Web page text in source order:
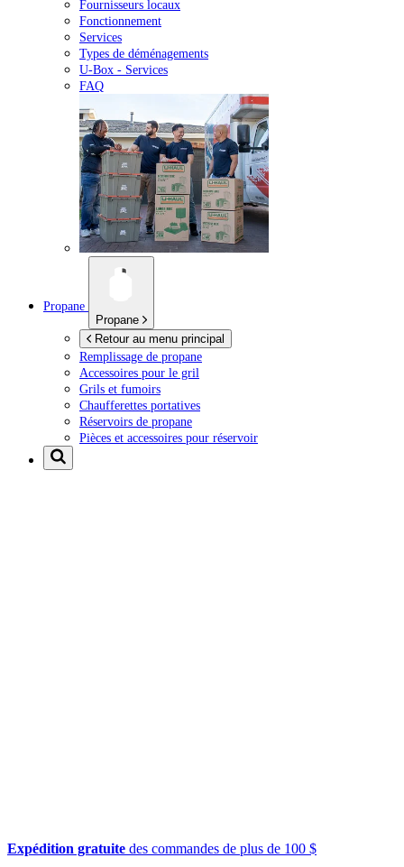
Fournisseurs locaux
Fonctionnement
Services
Types de déménagements
U-Box - Services
FAQ
Propane
Propane
Retour au menu principal
Remplissage de propane
Accessoires pour le gril
Grils et fumoirs
Chaufferettes portatives
Réservoirs de propane
Pièces et accessoires pour réservoir
Expédition gratuite des commandes de plus de 100 $